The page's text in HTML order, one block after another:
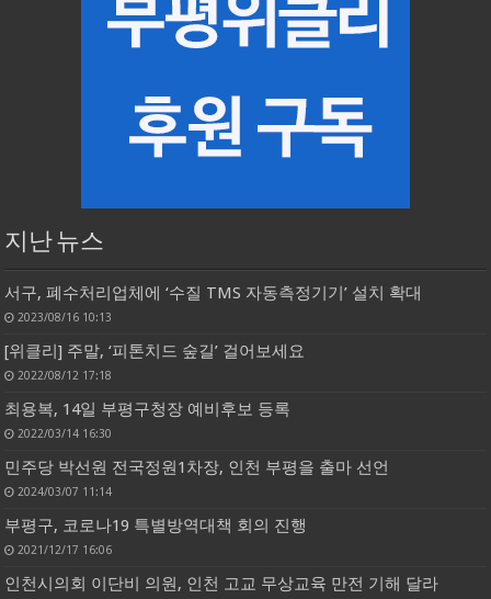
지난 뉴스
서구, 폐수처리업체에 ‘수질 TMS 자동측정기기’ 설치 확대
2023/08/16 10:13
[위클리] 주말, ‘피톤치드 숲길’ 걸어보세요
2022/08/12 17:18
최용복, 14일 부평구청장 예비후보 등록
2022/03/14 16:30
민주당 박선원 전국정원1차장, 인천 부평을 출마 선언
2024/03/07 11:14
부평구, 코로나19 특별방역대책 회의 진행
2021/12/17 16:06
인천시의회 이단비 의원, 인천 고교 무상교육 만전 기해 달라